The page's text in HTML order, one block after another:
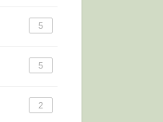
5
5
2